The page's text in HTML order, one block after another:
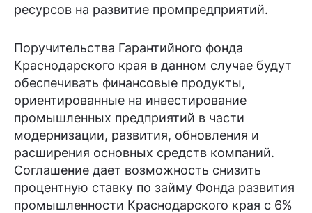
ресурсов на развитие промпредприятий.
Поручительства Гарантийного фонда
Краснодарского края в данном случае будут
обеспечивать финансовые продукты,
ориентированные на инвестирование
промышленных предприятий в части
модернизации, развития, обновления и
расширения основных средств компаний.
Соглашение дает возможность снизить
процентную ставку по займу Фонда развития
промышленности Краснодарского края с 6%